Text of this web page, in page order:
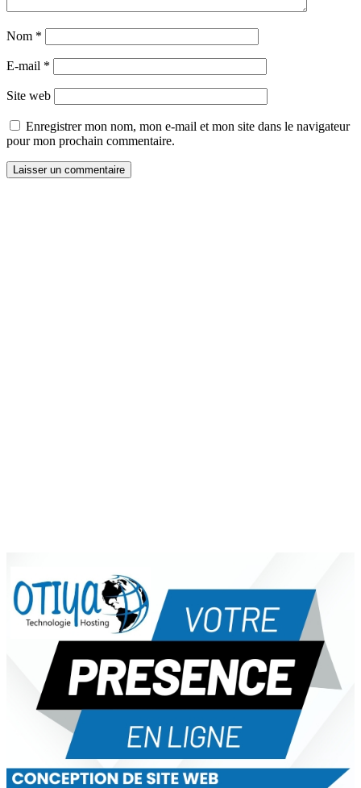
Nom *
E-mail *
Site web
Enregistrer mon nom, mon e-mail et mon site dans le navigateur
pour mon prochain commentaire.